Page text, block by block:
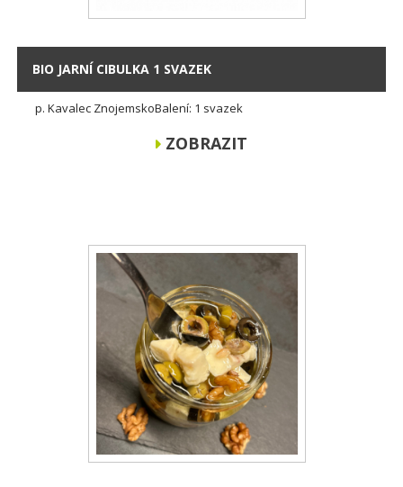
BIO JARNÍ CIBULKA 1 SVAZEK
p. Kavalec ZnojemskoBalení: 1 svazek
ZOBRAZIT